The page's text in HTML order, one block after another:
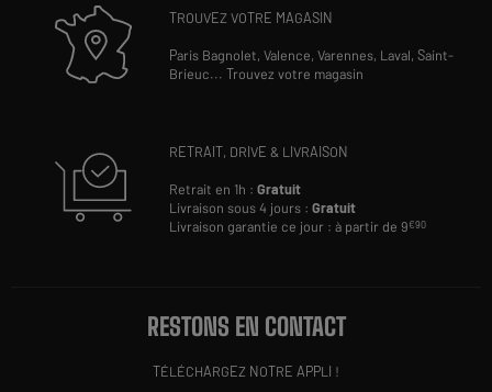
TROUVEZ VOTRE MAGASIN
Paris Bagnolet,Valence,Varennes, Laval,Saint-
Brieuc...Trouvez votre magasin
RETRAIT, DRIVE & LIVRAISON
Retrait en 1h :Gratuit
Livraison sous 4 jours :Gratuit
Livraison garantie ce jour : à partir de 9€90
RESTONS EN CONTACT
TÉLÉCHARGEZ NOTRE APPLI !